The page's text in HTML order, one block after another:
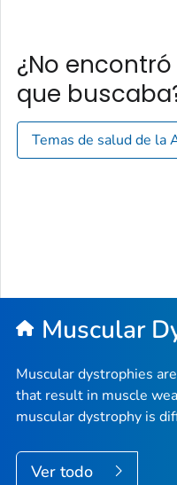
¿No
que
Temas de salud de la
Muscular
Muscular dystrophies
that result in muscle
muscular dystrophy is
Ver todo